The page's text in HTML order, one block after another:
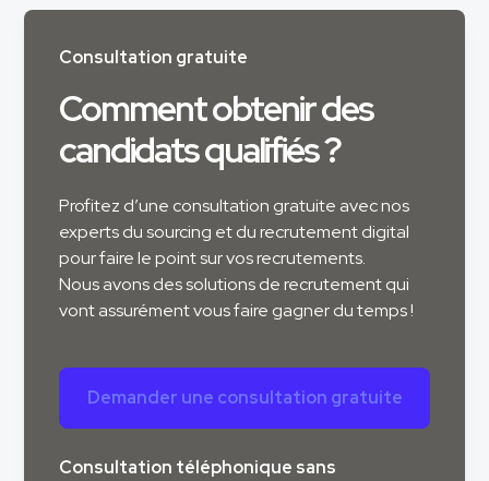
Consultation gratuite
Comment obtenir des
candidats qualifiés ?
Profitez d’une consultation gratuite avec nos
experts du sourcing et du recrutement digital
pour faire le point sur vos recrutements.
Nous avons des solutions de recrutement qui
vont assurément vous faire gagner du temps !
Demander une consultation gratuite
Consultation téléphonique sans